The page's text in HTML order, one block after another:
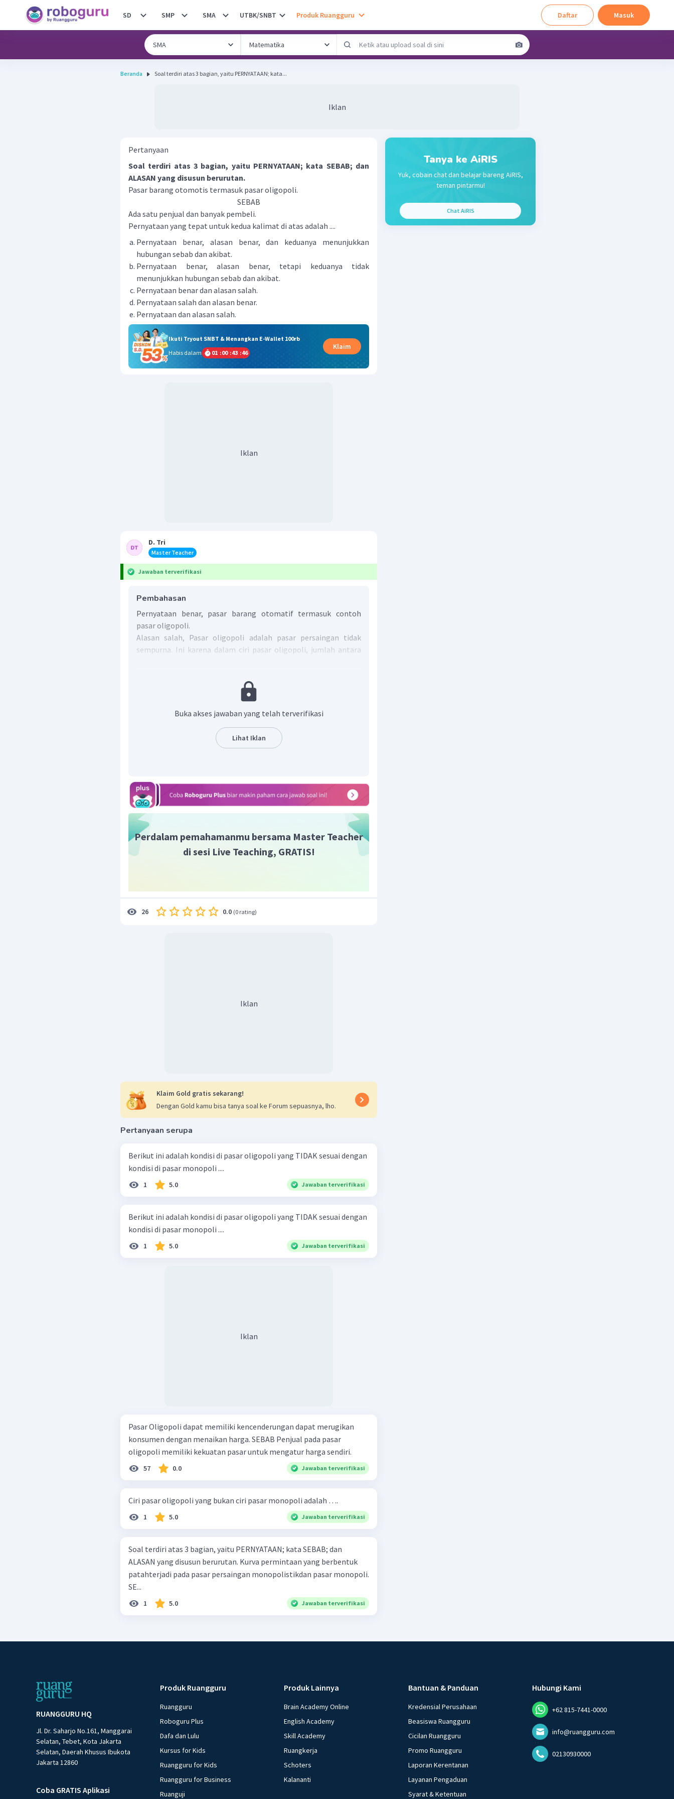
SD SMP SMA UTBK/SNBT Produk Ruangguru Daftar Masuk
Beranda Soal terdiri atas 3 bagian, yaitu PERNYATAAN; kata...
Iklan
Pertanyaan
Soal terdiri atas 3 bagian, yaitu PERNYATAAN; kata SEBAB; dan
ALASAN yang disusun berurutan.
Pasar barang otomotis termasuk pasar oligopoli.
SEBAB
Ada satu penjual dan banyak pembeli.
Pernyataan yang tepat untuk kedua kalimat di atas adalah ....
Pernyataan benar, alasan benar, dan keduanya menunjukkan
hubungan sebab dan akibat.
Pernyataan benar, alasan benar, tetapi keduanya tidak
menunjukkan hubungan sebab dan akibat.
Pernyataan benar dan alasan salah.
Pernyataan salah dan alasan benar.
Pernyataan dan alasan salah.
Ikuti Tryout SNBT & Menangkan E-Wallet 100rb
Habis dalam
01 :00 :43 :45
Klaim
Iklan
D. Tri
Master Teacher
Jawaban terverifikasi
Pembahasan
Pernyataan benar, pasar barang otomatif termasuk contoh
pasar oligopoli.
Alasan salah, Pasar oligopoli adalah pasar persaingan tidak
sempurna. Ini karena dalam ciri pasar oligopoli, jumlah antara
Jadi, jawaban yang tepat adalah pilihan C.
Buka akses jawaban yang telah terverifikasi
Lihat Iklan
Perdalam pemahamanmu bersama Master Teacher
di sesi Live Teaching, GRATIS!
26 0.0 (0 rating)
Iklan
Klaim Gold gratis sekarang!
Dengan Gold kamu bisa tanya soal ke Forum sepuasnya, lho.
Pertanyaan serupa
Berikut ini adalah kondisi di pasar oligopoli yang TIDAK sesuai dengan
kondisi di pasar monopoli ....
1 5.0 Jawaban terverifikasi
Berikut ini adalah kondisi di pasar oligopoli yang TIDAK sesuai dengan
kondisi di pasar monopoli ....
1 5.0 Jawaban terverifikasi
Iklan
Pasar Oligopoli dapat memiliki kencenderungan dapat merugikan
konsumen dengan menaikan harga. SEBAB Penjual pada pasar
oligopoli memiliki kekuatan pasar untuk mengatur harga sendiri.
57 0.0 Jawaban terverifikasi
Ciri pasar oligopoli yang bukan ciri pasar monopoli adalah ….
1 5.0 Jawaban terverifikasi
Soal terdiri atas 3 bagian, yaitu PERNYATAAN; kata SEBAB; dan
ALASAN yang disusun berurutan. Kurva permintaan yang berbentuk
patahterjadi pada pasar persaingan monopolistikdan pasar monopoli.
SE...
1 5.0 Jawaban terverifikasi
Tanya ke AiRIS
Yuk, cobain chat dan belajar bareng AiRIS,
teman pintarmu!
Chat AiRIS
RUANGGURU HQ
Jl. Dr. Saharjo No.161, Manggarai
Selatan, Tebet, Kota Jakarta
Selatan, Daerah Khusus Ibukota
Jakarta 12860
Coba GRATIS Aplikasi
Produk Ruangguru
Ruangguru
Roboguru Plus
Dafa dan Lulu
Kursus for Kids
Ruangguru for Kids
Ruangguru for Business
Ruanguji
Produk Lainnya
Brain Academy Online
English Academy
Skill Academy
Ruangkerja
Schoters
Kalananti
Bantuan & Panduan
Kredensial Perusahaan
Beasiswa Ruangguru
Cicilan Ruangguru
Promo Ruangguru
Laporan Kerentanan
Layanan Pengaduan
Syarat & Ketentuan
Hubungi Kami
+62 815-7441-0000
info@ruangguru.com
02130930000